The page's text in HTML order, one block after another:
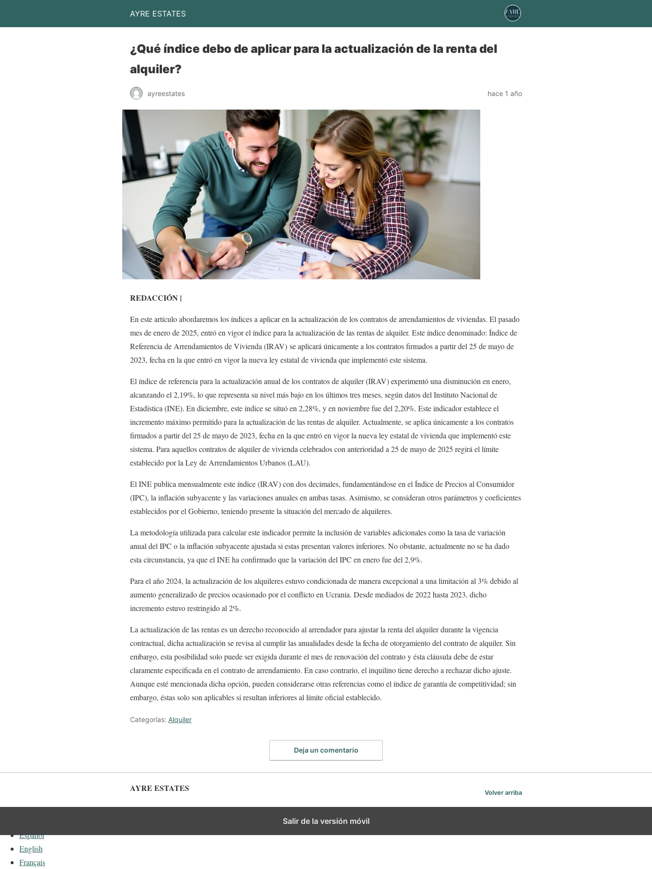
AYRE ESTATES
¿Qué índice debo de aplicar para la actualización de la renta del
alquiler?
ayreestates hace 1 año
REDACCIÓN |
En este artículo abordaremos los índices a aplicar en la actualización de los contratos de arrendamientos de viviendas. El pasado
mes de enero de 2025, entró en vigor el índice para la actualización de las rentas de alquiler. Este índice denominado: Índice de
Referencia de Arrendamientos de Vivienda (IRAV) se aplicará únicamente a los contratos firmados a partir del 25 de mayo de
2023, fecha en la que entró en vigor la nueva ley estatal de vivienda que implementó este sistema.
El índice de referencia para la actualización anual de los contratos de alquiler (IRAV) experimentó una disminución en enero,
alcanzando el 2,19%, lo que representa su nivel más bajo en los últimos tres meses, según datos del Instituto Nacional de
Estadística (INE). En diciembre, este índice se situó en 2,28%, y en noviembre fue del 2,20%. Este indicador establece el
incremento máximo permitido para la actualización de las rentas de alquiler. Actualmente, se aplica únicamente a los contratos
firmados a partir del 25 de mayo de 2023, fecha en la que entró en vigor la nueva ley estatal de vivienda que implementó este
sistema. Para aquellos contratos de alquiler de vivienda celebrados con anterioridad a 25 de mayo de 2025 regirá el límite
establecido por la Ley de Arrendamientos Urbanos (LAU).
El INE publica mensualmente este índice (IRAV) con dos decimales, fundamentándose en el Índice de Precios al Consumidor
(IPC), la inflación subyacente y las variaciones anuales en ambas tasas. Asimismo, se consideran otros parámetros y coeficientes
establecidos por el Gobierno, teniendo presente la situación del mercado de alquileres.
La metodología utilizada para calcular este indicador permite la inclusión de variables adicionales como la tasa de variación
anual del IPC o la inflación subyacente ajustada si estas presentan valores inferiores. No obstante, actualmente no se ha dado
esta circunstancia, ya que el INE ha confirmado que la variación del IPC en enero fue del 2,9%.
Para el año 2024, la actualización de los alquileres estuvo condicionada de manera excepcional a una limitación al 3% debido al
aumento generalizado de precios ocasionado por el conflicto en Ucrania. Desde mediados de 2022 hasta 2023, dicho
incremento estuvo restringido al 2%.
La actualización de las rentas es un derecho reconocido al arrendador para ajustar la renta del alquiler durante la vigencia
contractual, dicha actualización se revisa al cumplir las anualidades desde la fecha de otorgamiento del contrato de alquiler. Sin
embargo, esta posibilidad solo puede ser exigida durante el mes de renovación del contrato y ésta cláusula debe de estar
claramente especificada en el contrato de arrendamiento. En caso contrario, el inquilino tiene derecho a rechazar dicho ajuste.
Aunque esté mencionada dicha opción, pueden considerarse otras referencias como el índice de garantía de competitividad; sin
embargo, éstas solo son aplicables si resultan inferiores al límite oficial establecido.
Categorías: Alquiler
Deja un comentario
AYRE ESTATES Volver arriba
Salir de la versión móvil
Español
English
Français